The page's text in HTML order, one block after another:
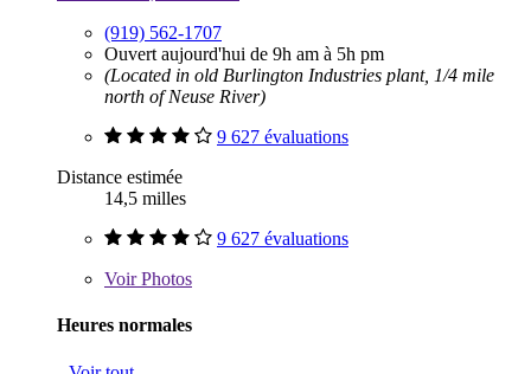
(919) 562-1707
Ouvert aujourd'hui de 9h am à 5h pm
(Located in old Burlington Industries plant, 1/4 mile
north of Neuse River)
9 627 évaluations
Distance estimée
14,5 milles
9 627 évaluations
VoirPhotos
Heures normales